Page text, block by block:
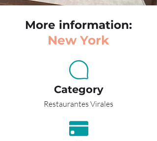
More information:
New York
Category
Restaurantes Virales